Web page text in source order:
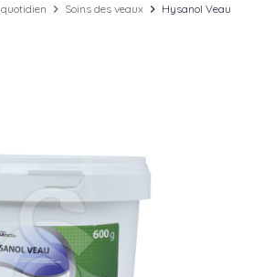
chevron_right Soins des veaux chevron_right Hysanol Veau